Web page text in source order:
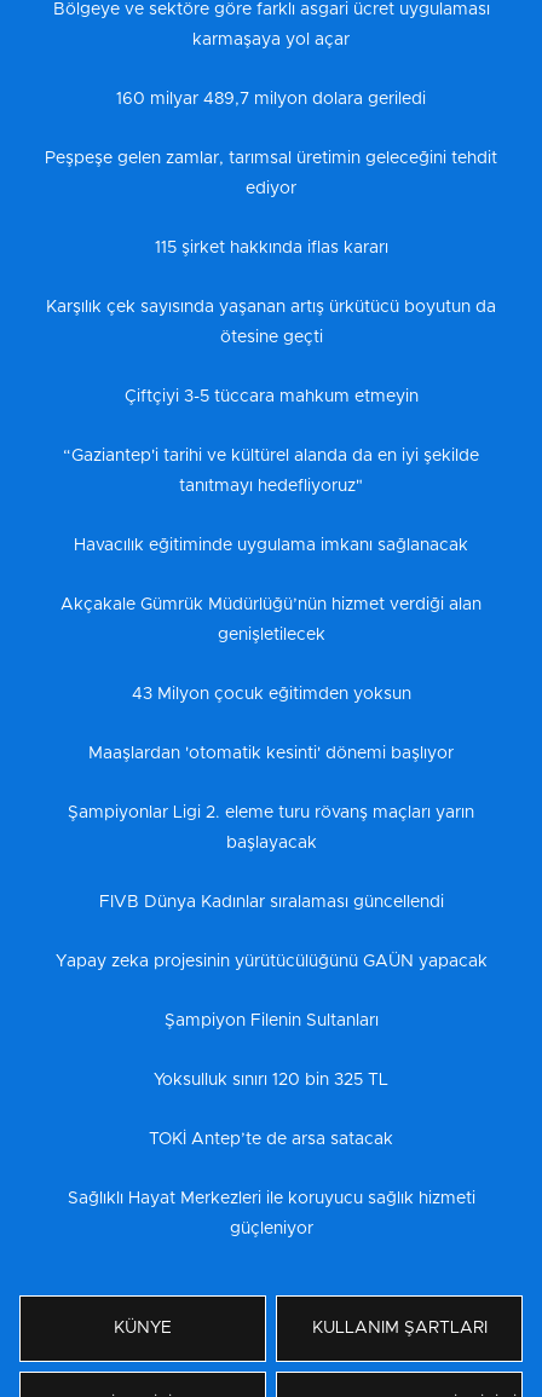
Bölgeye ve sektöre göre farklı asgari ücret uygulaması
karmaşaya yol açar
160 milyar 489,7 milyon dolara geriledi
Peşpeşe gelen zamlar, tarımsal üretimin geleceğini tehdit
ediyor
115 şirket hakkında iflas kararı
Karşılık çek sayısında yaşanan artış ürkütücü boyutun da
ötesine geçti
Çiftçiyi 3-5 tüccara mahkum etmeyin
“Gaziantep'i tarihi ve kültürel alanda da en iyi şekilde
tanıtmayı hedefliyoruz"
Havacılık eğitiminde uygulama imkanı sağlanacak
Akçakale Gümrük Müdürlüğü’nün hizmet verdiği alan
genişletilecek
43 Milyon çocuk eğitimden yoksun
Maaşlardan 'otomatik kesinti' dönemi başlıyor
Şampiyonlar Ligi 2. eleme turu rövanş maçları yarın
başlayacak
FIVB Dünya Kadınlar sıralaması güncellendi
Yapay zeka projesinin yürütücülüğünü GAÜN yapacak
Şampiyon Filenin Sultanları
Yoksulluk sınırı 120 bin 325 TL
TOKİ Antep’te de arsa satacak
Sağlıklı Hayat Merkezleri ile koruyucu sağlık hizmeti
güçleniyor
KÜNYE KULLANIM ŞARTLARI